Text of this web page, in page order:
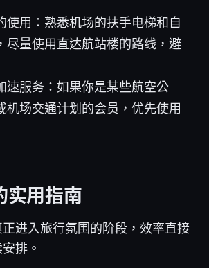
使用：熟悉机场的扶手电梯和自
尽量使用直达航站楼的路线，避
速服务：如果你是某些航空公
机场交通计划的会员，优先使用
实用指南
进入旅行氛围的阶段，效率直接
排。